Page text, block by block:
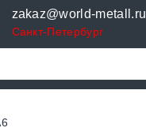
zakaz@world-metall.ru
Санкт-Петербург